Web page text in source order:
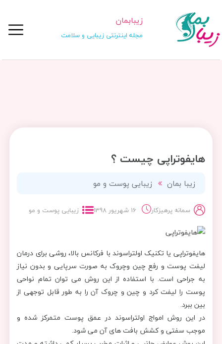
زیبابمان
مجله اینترنتی زیبایی و سلامت
هایفوتراپی چیست ؟
زیبا بمان زیبایی پوست و مو
سمانه پرهیزکار 16 شهریور 1398 زیبایی پوست و مو
هایفوتراپی یا تکنیک اولتراسوند با فرکانس بالا، روشی برای درمان
لیفت پوست و رفع چین وچروک به صورت سرپایی و بدون نیاز
به جراحی است. با استفاده از این روش می توان تمام نواحی
پوست را لیفت کرد و چین و چروک آن را به طور قابل توجهی از
بین ببرد.
در این روش امواج اولتراسوند در عمق پوست متمرکز شده و
موجب سفتی و کشش بافت های آن می شود.